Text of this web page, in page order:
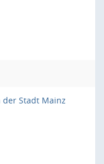
Stadt Mainz